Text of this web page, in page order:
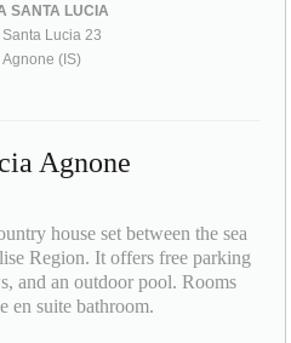
SANTA LUCIA
Lucia 23
(IS)
Agnone
house set between the sea
Region. It offers free parking
and an outdoor pool. Rooms
en suite bathroom.